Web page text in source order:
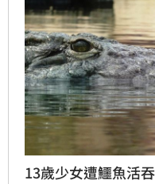
13歲少女遭鱷魚活